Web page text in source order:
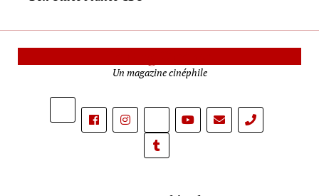
Un magazine cinéphile
phone